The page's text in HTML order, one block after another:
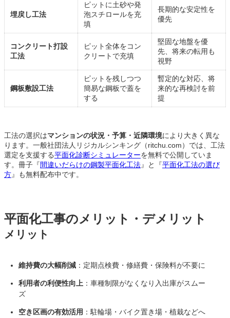
埋戻し工法
ピットに土砂や発
泡スチロールを充
填
長期的な安定性を
優先
コンクリート打設
工法
ピット全体をコン
クリートで充填
堅固な地盤を優
先、将来の転用も
視野
鋼板敷設工法
ピットを残しつつ
簡易な鋼板で蓋を
する
暫定的な対応、将
来的な再検討を前
提
工法の選択はマンションの状況・予算・近隣環境により大きく異な
ります。一般社団法人リジカルシンキング（ritchu.com）では、工法
選定を支援する平面化診断シミュレーターを無料で公開していま
す。冊子『間違いだらけの鋼製平面化工法』と『平面化工法の選び
方』も無料配布中です。
平面化工事のメリット・デメリット
メリット
維持費の大幅削減 ：定期点検費・修繕費・保険料が不要に
利用者の利便性向上 ：車種制限がなくなり入出庫がスムー
ズ
空き区画の有効活用 ：駐輪場・バイク置き場・植栽などへ